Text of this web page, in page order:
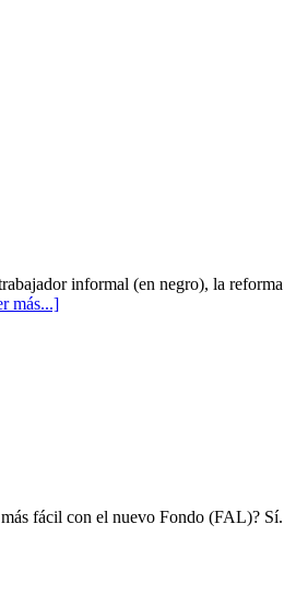
informal (en negro), la reforma
más...]
fácil con el nuevo Fondo (FAL)? Sí.